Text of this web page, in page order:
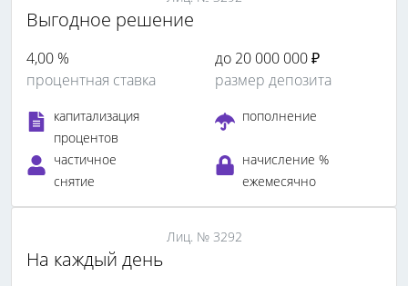
Выгодное решение
4,00 %
процентная ставка
до 20 000 000 ₽
размер депозита
капитализация
процентов
пополнение
частичное
снятие
начисление %
ежемесячно
Лиц. № 3292
На каждый день